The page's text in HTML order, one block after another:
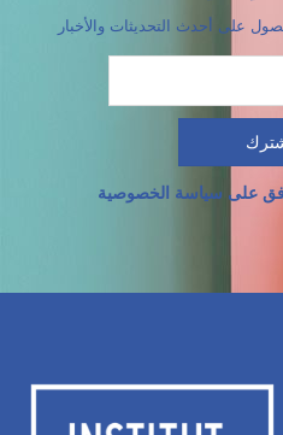
على أحدث التحديثات والأخبار
على سياسة الخصوصية